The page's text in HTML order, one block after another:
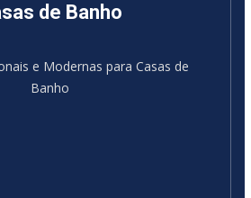
de Banho
e Modernas para Casas de
Banho